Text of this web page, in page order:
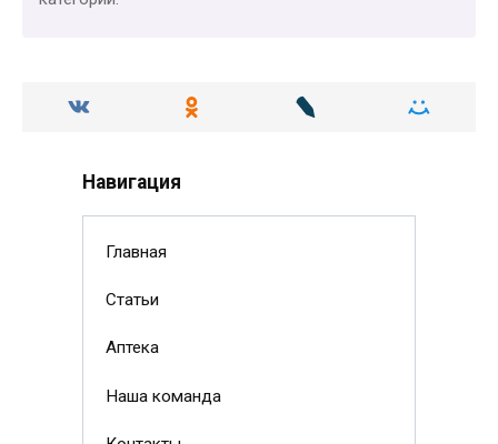
Навигация
Главная
Статьи
Аптека
Наша команда